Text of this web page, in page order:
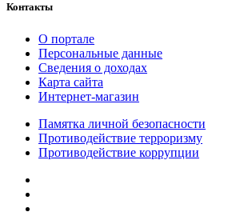
Контакты
О портале
Персональные данные
Сведения о доходах
Карта сайта
Интернет-магазин
Памятка личной безопасности
Противодействие терроризму
Противодействие коррупции